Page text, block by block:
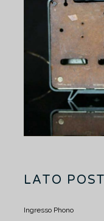
LATO
Ingresso Phono